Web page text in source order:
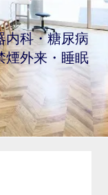
内科・糖尿病
煙外来・睡眠